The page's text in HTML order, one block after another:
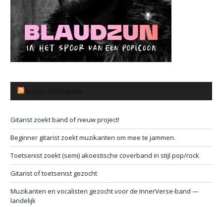
Gitarist zoekt band of nieuw project!
Beginner gitarist zoekt muzikanten om mee te jammen.
Toetsenist zoekt (semi) akoestische coverband in stijl pop/rock
Gitarist of toetsenist gezocht
Muzikanten en vocalisten gezocht voor de InnerVerse-band —
landelijk